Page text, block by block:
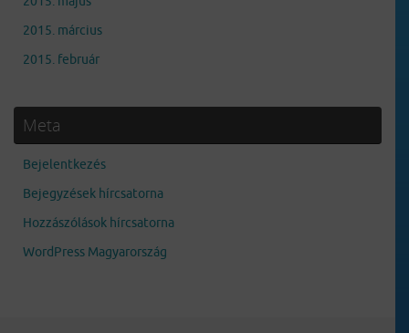
2015. március
2015. február
Meta
Bejelentkezés
Bejegyzések hírcsatorna
Hozzászólások hírcsatorna
WordPress Magyarország